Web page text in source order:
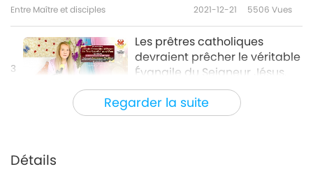
Regarder la suite
Entre Maître et disciples 2021-12-21 5506 Vues
3
Les prêtres catholiques
devraient prêcher le véritable
Évangile du Seigneur Jésus,
partie 3/8
Entre Maître et disciples 2021-12-22
4
Détails